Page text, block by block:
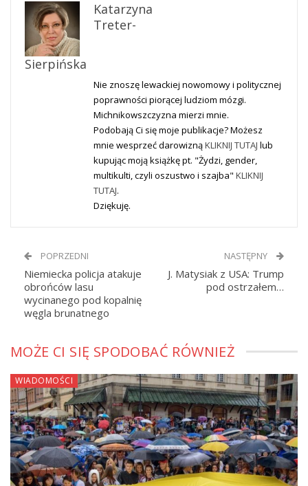
Katarzyna
Treter-
Sierpińska
Nie znoszę lewackiej nowomowy i politycznej
poprawności piorącej ludziom mózgi.
Michnikowszczyzna mierzi mnie.
Podobają Ci się moje publikacje? Możesz
mnie wesprzeć darowiznąKLIKNIJ TUTAJ lub
kupując moją książkę pt. "Żydzi, gender,
multikulti, czyli oszustwo i szajba" KLIKNIJ
TUTAJ.
Dziękuję.
POPRZEDNI
Niemiecka policja atakuje
obrońców lasu
wycinanego pod kopalnię
węgla brunatnego
NASTĘPNY
J. Matysiak z USA: Trump
pod ostrzałem…
MOŻE CI SIĘ SPODOBAĆ RÓWNIEŻ
WIADOMOŚCI